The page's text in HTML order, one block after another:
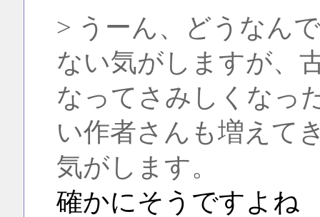
> うーん、どうなん
ない気がしますが、
なってさみしくなっ
い作者さんも増えて
気がします。
確かにそうですよね